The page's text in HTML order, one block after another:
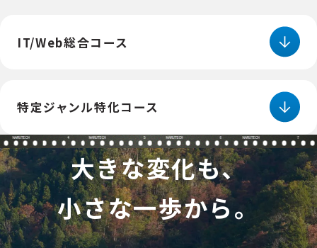
IT/Web総合コース
25名
・令和8年7月
・令和8年10月
募集対象
【全求人共通】
● 応募時に35歳以下の健康な方
特定ジャンル特化コース
採用予定数
5名
対象入社期間
・令和8年7月
・令和8年10月
大きな変化も、
小さな一歩から。